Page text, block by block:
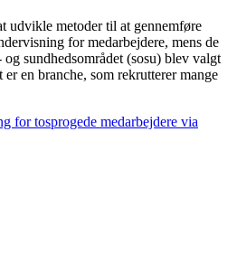
udvikle metoder til at gennemføre
for medarbejdere, mens de
sundhedsområdet (sosu) blev valgt
en branche, som rekrutterer mange
for tosprogede medarbejdere via